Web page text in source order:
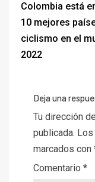
Colombia está
10 mejores
ciclismo en el
2022
Deja una
Tu dirección
publicada.
marcados con
Comentario *